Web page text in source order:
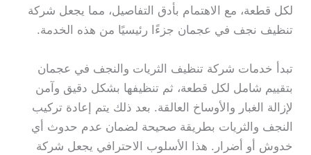
لكل قطعة، مع الاهتمام بأدق التفاصيل، مما يجعل شركة
تنظيف نجف في عجمان جزءًا رئيسيًا من هذه الخدمة.
تبدأ خدمات شركة تنظيف الثريات والنجف في عجمان
بتقييم شامل لكل قطعة، ثم تنظيفها بشكل دقيق وآمن
لإزالة الغبار والأوساخ العالقة. بعد ذلك يتم إعادة تركيب
النجف والثريات بطريقة صحيحة لضمان عدم حدوث أي
خدوش أو أضرار. هذا الأسلوب الاحترافي يجعل شركة